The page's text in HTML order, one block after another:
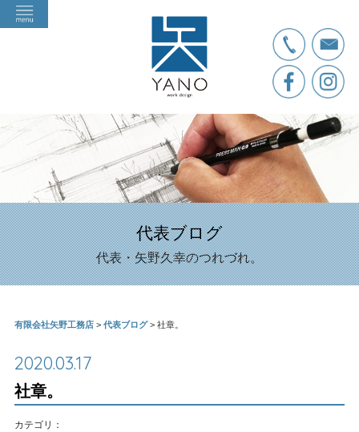
代表ブログ
代表・矢野久幸のつれづれ。
有限会社矢野工務店> 代表ブログ> 社章。
2020.03.17
社章。
カテゴリ：